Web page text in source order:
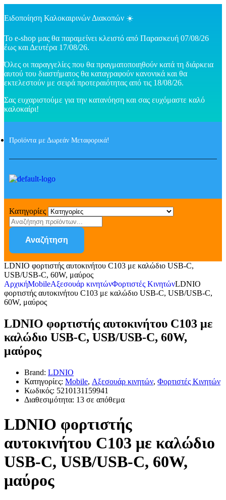
Ειδοποίηση Καλοκαιρινών Διακοπών ☀️
Το e-shop μας θα παραμείνει κλειστό από Παρασκευή 07/08/26
έως και Δευτέρα 17/08/26.
Όλες οι παραγγελίες που θα πραγματοποιηθούν κατά τη διάρκεια
αυτού του διαστήματος θα καταγραφούν κανονικά και θα
εκτελεστούν με σειρά προτεραιότητας από τις 18/08/26.
Σας ευχαριστούμε για την κατανόηση και σας ευχόμαστε καλό
καλοκαίρι!
Προϊόντα με Δωρεάν Μεταφορικά!
Κατηγορίες
Αναζήτηση
LDNIO φορτιστής αυτοκινήτου C103 με καλώδιο USB-C,
USB/USB-C, 60W, μαύρος
ΑρχικήMobileΑξεσουάρ κινητώνΦορτιστές ΚινητώνLDNIO
φορτιστής αυτοκινήτου C103 με καλώδιο USB-C, USB/USB-C,
60W, μαύρος
LDNIO φορτιστής αυτοκινήτου C103 με
καλώδιο USB-C, USB/USB-C, 60W,
μαύρος
Brand: LDNIO
Κατηγορίες: Mobile, Αξεσουάρ κινητών, Φορτιστές Κινητών
Κωδικός: 5210131159941
Διαθεσιμότητα: 13 σε απόθεμα
LDNIO φορτιστής
αυτοκινήτου C103 με καλώδιο
USB-C, USB/USB-C, 60W,
μαύρος